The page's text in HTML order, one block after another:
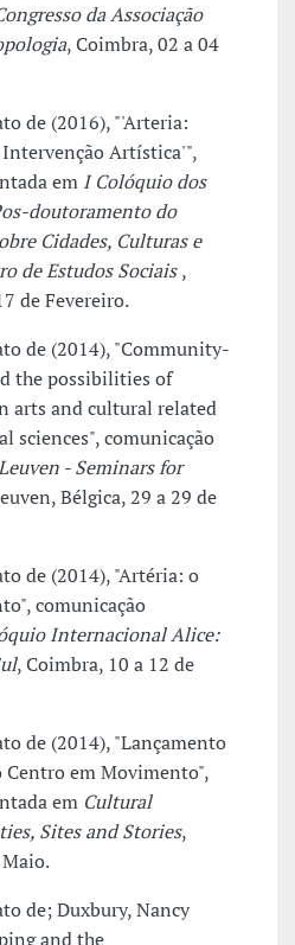
da Associação
, Coimbra, 02 a 04
de (2016), "'Arteria:
Artística'",
em I Colóquio dos
doutoramento do
Cidades, Culturas e
de Estudos Sociais,
de Fevereiro.
de (2014), "Community-
the possibilities of
arts and cultural related
sciences", comunicação
- Seminars for
Bélgica, 29 a 29 de
de (2014), "Artéria: o
comunicação
Internacional Alice:
, Coimbra, 10 a 12 de
de (2014), "Lançamento
em Movimento",
em Cultural
Sites and Stories,
de; Duxbury, Nancy
and the